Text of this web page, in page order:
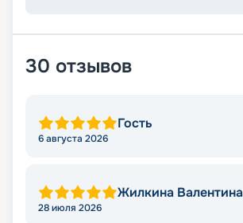
30 отзывов
Гость
6 августа 2026
Жилкина Валентина
28 июля 2026